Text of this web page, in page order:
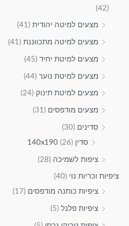
(42)
מצעים למיטה יהודית (41)
מצעים למיטה מתכווננת (41)
מצעים למיטת יחיד (45)
מצעים למיטת נוער (44)
מצעים למיטת תינוק (24)
מצעים מודפסים (31)
סדינים (30)
סדין 140x190 (26)
ציפות לשמיכה (28)
ציפיות וכריות נוי (40)
ציפיות כותנה מודפסים (17)
ציפיות פלנל (5)